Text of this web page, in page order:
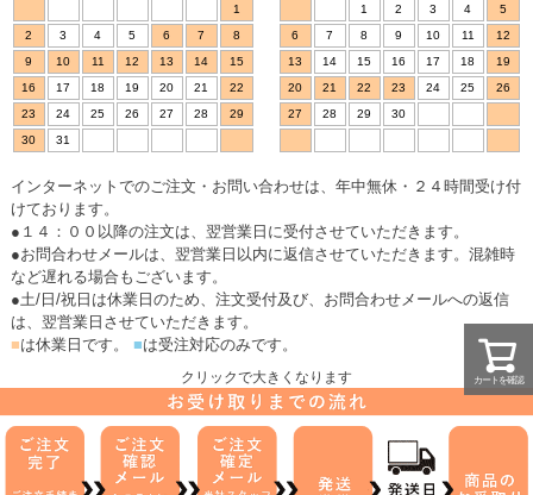
カートを確認
1
2
3 4 5 6 7
8
9
10 11 12 13 14
15
16
17 18 19 20 21
22
23
24 25 26 27 28
29
30
31
1
2 3 4
5
6
7 8 9 10 11
12
13
14 15 16 17 18
19
20
21 22 23 24 25
26
27
28 29 30
インターネットでのご注文・お問い合わせは、年中無休・２４時間受け付
けております。
●１４：００以降の注文は、翌営業日に受付させていただきます。
●お問合わせメールは、翌営業日以内に返信させていただきます。混雑時
など遅れる場合もございます。
●土/日/祝日は休業日のため、注文受付及び、お問合わせメールへの返信
は、翌営業日させていただきます。
■は休業日です。 ■は受注対応のみです。
クリックで大きくなります